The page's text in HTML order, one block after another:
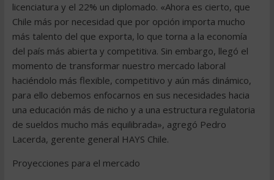
licenciatura y el 22% un diplomado. «Ahora es cierto, que
Chile más por necesidad que por opción importa mucho
más talento del que exporta, lo que torna a la economía
del país más abierta y competitiva. Sin embargo, llegó el
momento de transformar nuestro mercado laboral
haciéndolo más flexible, competitivo y aún más dinámico,
para ello debemos enfocarnos en sus necesidades hacia
una educación más de nicho y a una estructura regulatoria
de sueldos mucho más equilibrada», agregó Pedro
Lacerda, gerente general HAYS Chile.
Proyecciones para el mercado